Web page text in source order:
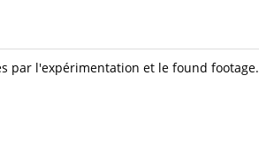
par l'expérimentation et le found footage.